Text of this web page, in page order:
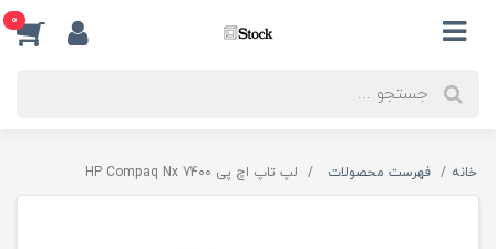
0
خانه فهرست محصولات لپ تاپ اچ پی HP Compaq Nx 7400